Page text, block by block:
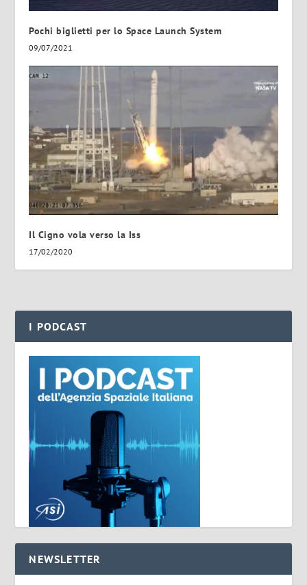
Pochi biglietti per lo Space Launch System
09/07/2021
Il Cigno vola verso la Iss
17/02/2020
I PODCAST
NEWSLETTER